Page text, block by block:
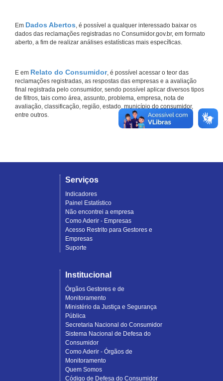
Em Dados Abertos, é possível a qualquer interessado baixar os
dados das reclamações registradas no Consumidor.gov.br, em formato
aberto, a fim de realizar análises estatísticas mais específicas.
E em Relato do Consumidor, é possível acessar o teor das
reclamações registradas, as respostas das empresas e a avaliação
final registrada pelo consumidor, sendo possível aplicar diversos tipos
de filtros, tais como área, assunto, problema, empresa, nota de
avaliação, classificação, região, estado, município do consumidor,
entre outros.
Serviços
Indicadores
Painel Estatístico
Não encontrei a empresa
Como Aderir - Empresas
Acesso Restrito para Gestores e
Empresas
Suporte
Institucional
Órgãos Gestores e de
Monitoramento
Ministério da Justiça e Segurança
Pública
Secretaria Nacional do Consumidor
Sistema Nacional de Defesa do
Consumidor
Como Aderir - Órgãos de
Monitoramento
Quem Somos
Código de Defesa do Consumidor